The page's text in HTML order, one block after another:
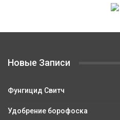
Новые Записи
Фунгицид Свитч
Удобрение борофоска